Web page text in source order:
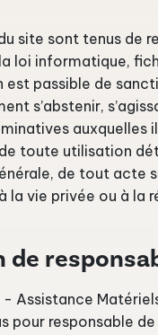
site sont tenus de
loi informatique,
passible de
s’abstenir,
auxquelles
toute utilisation
de tout acte
la vie privée ou à la
de
- Assistance
pour responsable